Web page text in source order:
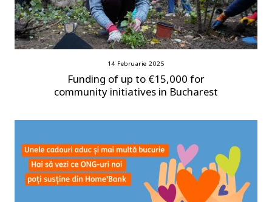
14 Februarie 2025
Funding of up to €15,000 for
community initiatives in Bucharest